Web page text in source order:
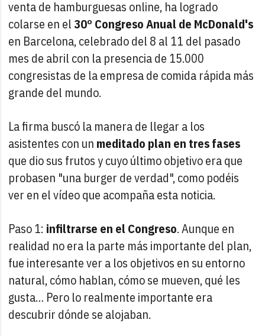
venta de hamburguesas online, ha logrado
colarse en el30º Congreso Anual de McDonald's
en Barcelona, celebrado del 8 al 11 del pasado
mes de abril con la presencia de 15.000
congresistas de la empresa de comida rápida más
grande del mundo.
La firma buscó la manera de llegar a los
asistentes con un meditado plan en tres fases
que dio sus frutos y cuyo último objetivo era que
probasen "una burger de verdad", como podéis
ver en el vídeo que acompaña esta noticia.
Paso 1: infiltrarse en el Congreso. Aunque en
realidad no era la parte más importante del plan,
fue interesante ver a los objetivos en su entorno
natural, cómo hablan, cómo se mueven, qué les
gusta… Pero lo realmente importante era
descubrir dónde se alojaban.